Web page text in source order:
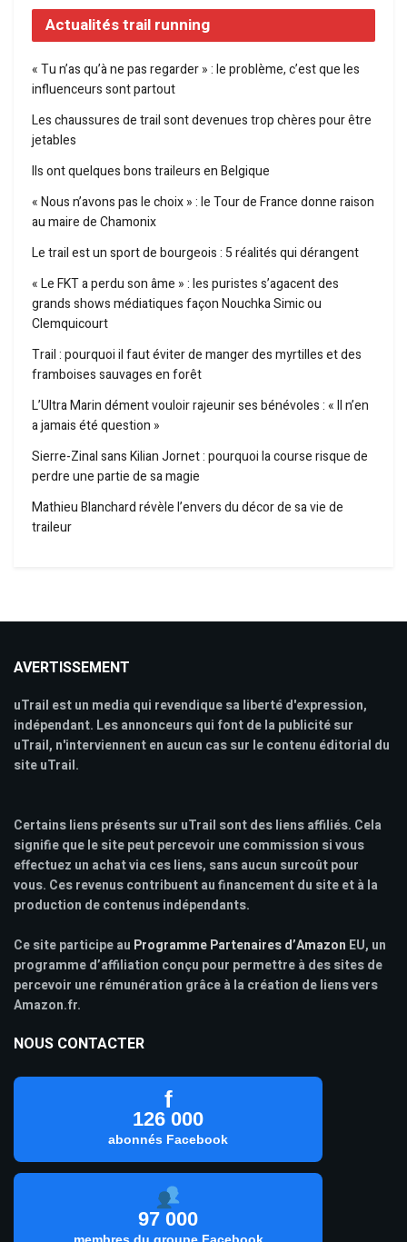
Actualités trail running
« Tu n’as qu’à ne pas regarder » : le problème, c’est que les
influenceurs sont partout
Les chaussures de trail sont devenues trop chères pour être
jetables
Ils ont quelques bons traileurs en Belgique
« Nous n’avons pas le choix » : le Tour de France donne raison
au maire de Chamonix
Le trail est un sport de bourgeois : 5 réalités qui dérangent
« Le FKT a perdu son âme » : les puristes s’agacent des
grands shows médiatiques façon Nouchka Simic ou
Clemquicourt
Trail : pourquoi il faut éviter de manger des myrtilles et des
framboises sauvages en forêt
L’Ultra Marin dément vouloir rajeunir ses bénévoles : « Il n’en
a jamais été question »
Sierre-Zinal sans Kilian Jornet : pourquoi la course risque de
perdre une partie de sa magie
Mathieu Blanchard révèle l’envers du décor de sa vie de
traileur
AVERTISSEMENT
uTrail est un media qui revendique sa liberté d'expression,
indépendant. Les annonceurs qui font de la publicité sur
uTrail, n'interviennent en aucun cas sur le contenu éditorial du
site uTrail.
Certains liens présents sur uTrail sont des liens affiliés. Cela
signifie que le site peut percevoir une commission si vous
effectuez un achat via ces liens, sans aucun surcoût pour
vous. Ces revenus contribuent au financement du site et à la
production de contenus indépendants.
Ce site participe au Programme Partenaires d’Amazon EU, un
programme d’affiliation conçu pour permettre à des sites de
percevoir une rémunération grâce à la création de liens vers
Amazon.fr.
NOUS CONTACTER
f
126 000
abonnés Facebook
97 000